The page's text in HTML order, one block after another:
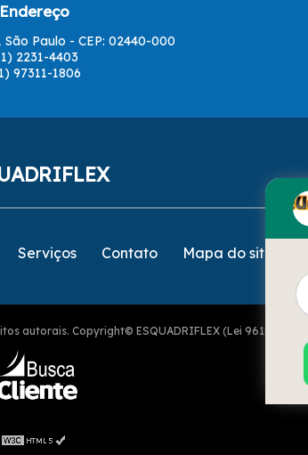
Endereço
São Paulo - CEP: 02440-000
2231-4403
97311-1806
Serviços Contato Mapa do site
autorais. Copyright© ESQUADRIFLEX (Lei 9610 de 19/